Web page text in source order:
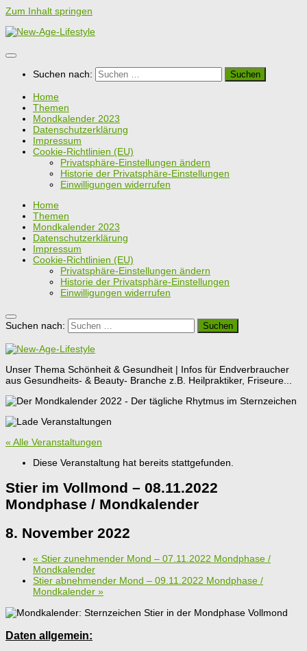
Zum Inhalt springen
Suchen nach:
Home
Themen
Mondkalender 2023
Datenschutzerklärung
Impressum
Cookie-Richtlinien (EU)
Privatsphäre-Einstellungen ändern
Historie der Privatsphäre-Einstellungen
Einwilligungen widerrufen
Home
Themen
Mondkalender 2023
Datenschutzerklärung
Impressum
Cookie-Richtlinien (EU)
Privatsphäre-Einstellungen ändern
Historie der Privatsphäre-Einstellungen
Einwilligungen widerrufen
Suchen nach:
Unser Thema Schönheit & Gesundheit | Infos für Endverbraucher
aus Gesundheits- & Beauty- Branche z.B. Heilpraktiker, Friseure...
« Alle Veranstaltungen
Diese Veranstaltung hat bereits stattgefunden.
Stier im Vollmond – 08.11.2022
Mondphase / Mondkalender
8. November 2022
« Stier zunehmender Mond – 07.11.2022 Mondphase /
Mondkalender
Stier abnehmender Mond – 09.11.2022 Mondphase /
Mondkalender »
Daten allgemein: